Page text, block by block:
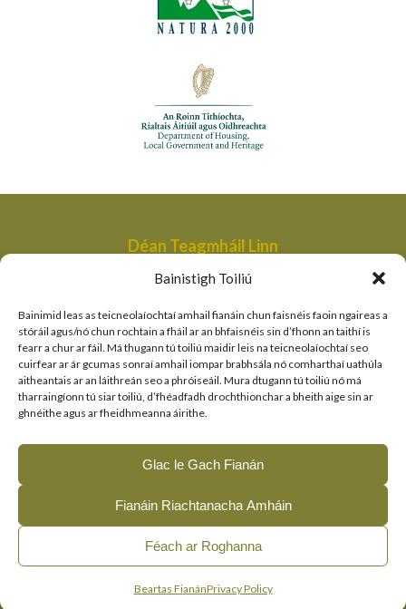
Bainistigh Toiliú
Bainimid leas as teicneolaíochtaí amhail fianáin chun faisnéis faoin ngaireas a
stóráil agus/nó chun rochtain a fháil ar an bhfaisnéis sin d’fhonn an taithí is
fearr a chur ar fáil. Má thugann tú toiliú maidir leis na teicneolaíochtaí seo
cuirfear ar ár gcumas sonraí amhail iompar brabhsála nó comharthaí uathúla
aitheantais ar an láithreán seo a phróiseáil. Mura dtugann tú toiliú nó má
tharraingíonn tú siar toiliú, d’fhéadfadh drochthionchar a bheith aige sin ar
ghnéithe agus ar fheidhmeanna áirithe.
Glac le Gach Fianán
Fianáin Riachtanacha Amháin
Féach ar Roghanna
Beartas FianánPrivacy Policy
Déan Teagmháil Linn
Aonad Bainistithe na dTailte Móna,
An Roinn Tithíochta, Rialtais Áitiúil agus Oidhreachta,
Bóthair an Bhaile Nua,
Loch Garman,
peatlandsmanagement@housing.gov.ie
Naisc Thapa
An Roinn Tithíochta, Rialtais Áitiúil agus Oidhreachta
An tSeirbhís Páirceanna Náisiúnta agus Fiadhúlra
Clár LIFE an AE
© 2026, The Living Bog Project | | |
Cookie Policy|Manage Cookie Consent
English